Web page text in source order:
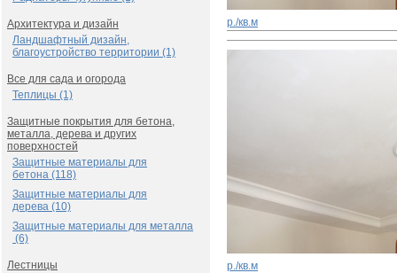
Архитектура и дизайн
Ландшафтный дизайн,
благоустройство территории (1)
Все для сада и огорода
Теплицы (1)
Защитные покрытия для бетона,
металла, дерева и других
поверхностей
Защитные материалы для
бетона (118)
Защитные материалы для
дерева (10)
Защитные материалы для металла
(6)
Лестницы
р./кв.м
р./кв.м